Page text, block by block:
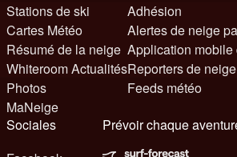
Stations de ski
Cartes Météo
Résumé de la neige
Whiteroom Actualités
Photos
MaNeige
Adhésion
Alertes de neige
Application mobile
Reporters de neige
Feeds météo
Sociales
Prévoir chaque